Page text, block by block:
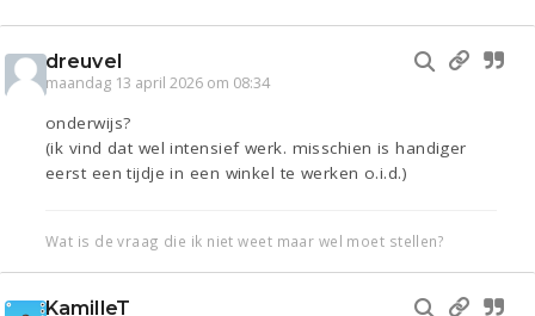
dreuvel
maandag 13 april 2026 om 08:34
onderwijs?
(ik vind dat wel intensief werk. misschien is handiger
eerst een tijdje in een winkel te werken o.i.d.)
Wat is de vraag die ik niet weet maar wel moet stellen?
KamilleT